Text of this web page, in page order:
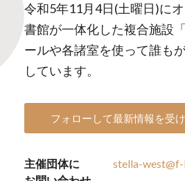
令和5年11月4日(土曜日)に
書館が一体化した複合施設
ールや各諸室を使って誰も
しています。
フォローして最新情報を受
主催団体に
stella-